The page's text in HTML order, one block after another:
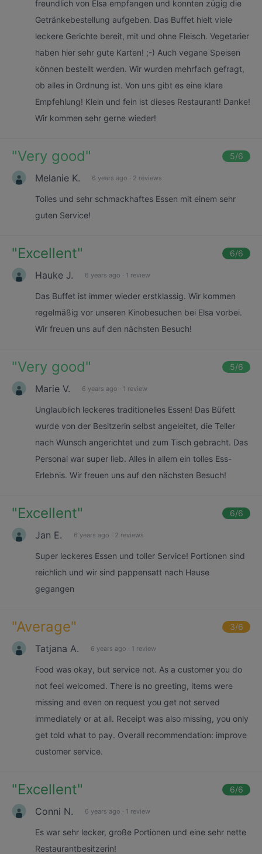
freundlich von Elsa empfangen und konnten zügig die
Getränkebestellung aufgeben. Das Buffet hielt viele
leckere Gerichte bereit, mit und ohne Fleisch. Vegetarier
haben hier sehr gute Karten! ;-) Auch vegane Speisen
können bestellt werden. Wir wurden mehrfach gefragt,
ob alles in Ordnung ist. Von uns gibt es eine klare
Empfehlung! Klein und fein ist dieses Restaurant! Danke!
Wir kommen sehr gerne wieder!
"Very good" 5/6
Melanie K. 6 years ago · 2 reviews
Tolles und sehr schmackhaftes Essen mit einem sehr
guten Service!
"Excellent" 6/6
Hauke J. 6 years ago · 1 review
Das Buffet ist immer wieder erstklassig. Wir kommen
regelmäßig vor unseren Kinobesuchen bei Elsa vorbei.
Wir freuen uns auf den nächsten Besuch!
"Very good" 5/6
Marie V. 6 years ago · 1 review
Unglaublich leckeres traditionelles Essen! Das Büfett
wurde von der Besitzerin selbst angeleitet, die Teller
nach Wunsch angerichtet und zum Tisch gebracht. Das
Personal war super lieb. Alles in allem ein tolles Ess-
Erlebnis. Wir freuen uns auf den nächsten Besuch!
"Excellent" 6/6
Jan E. 6 years ago · 2 reviews
Super leckeres Essen und toller Service! Portionen sind
reichlich und wir sind pappensatt nach Hause
gegangen
"Average" 3/6
Tatjana A. 6 years ago · 1 review
Food was okay, but service not. As a customer you do
not feel welcomed. There is no greeting, items were
missing and even on request you get not served
immediately or at all. Receipt was also missing, you only
get told what to pay. Overall recommendation: improve
customer service.
"Excellent" 6/6
Conni N. 6 years ago · 1 review
Es war sehr lecker, große Portionen und eine sehr nette
Restaurantbesitzerin!